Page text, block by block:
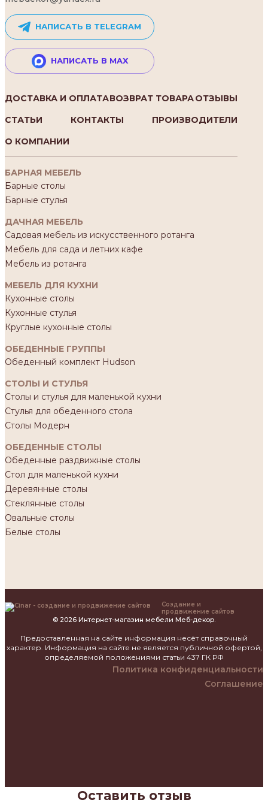
НАПИСАТЬ В TELEGRAM
НАПИСАТЬ В MAX
ДОСТАВКА И ОПЛАТАВОЗВРАТ ТОВАРАОТЗЫВЫ
СТАТЬИ
КОНТАКТЫ
ПРОИЗВОДИТЕЛИ
О КОМПАНИИ
БАРНАЯ МЕБЕЛЬ
Барные столы
Барные стулья
ДАЧНАЯ МЕБЕЛЬ
Садовая мебель из искусственного ротанга
Мебель для сада и летних кафе
Мебель из ротанга
МЕБЕЛЬ ДЛЯ КУХНИ
Кухонные столы
Кухонные стулья
Круглые кухонные столы
ОБЕДЕННЫЕ ГРУППЫ
Обеденный комплект Hudson
СТОЛЫ И СТУЛЬЯ
Столы и стулья для маленькой кухни
Стулья для обеденного стола
Столы Модерн
ОБЕДЕННЫЕ СТОЛЫ
Обеденные раздвижные столы
Стол для маленькой кухни
Деревянные столы
Стеклянные столы
Овальные столы
Белые столы
Создание и
продвижение сайтов
© 2026 Интернет-магазин мебели Меб-декор.
Предоставленная на сайте информация несёт справочный
характер. Информация на сайте не является публичной офертой,
определяемой положениями статьи 437 ГК РФ
Политика конфиденциальности
Соглашение
Оставить отзыв